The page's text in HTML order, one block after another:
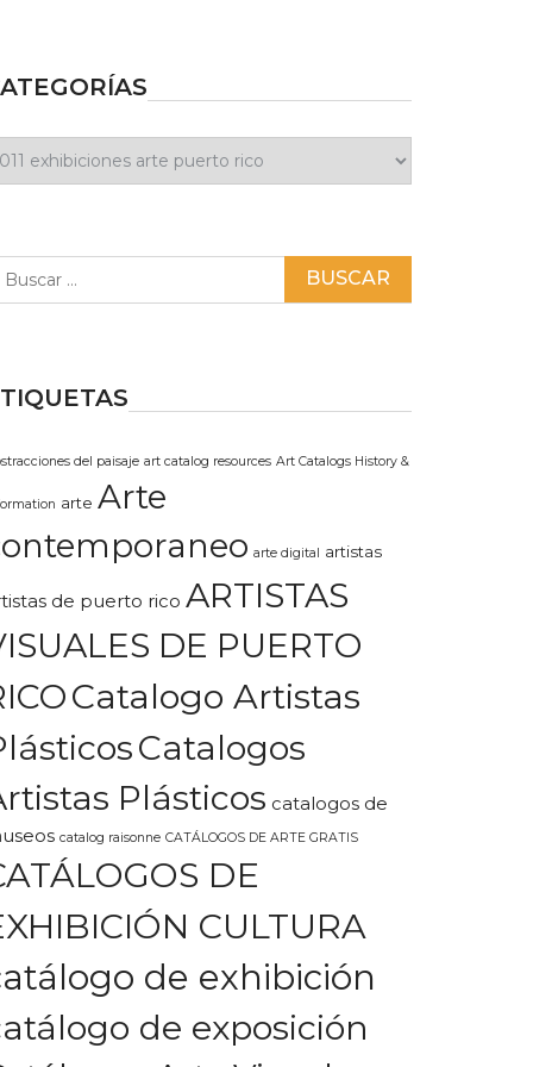
del paisaje art catalog resources Art Catalogs History &
arte Arte
arte digital artistas
de puerto rico ARTISTAS
DE PUERTO
Catalogo Artistas
Catalogos
Plásticos catalogos de
catalog raisonne CATÁLOGOS DE ARTE GRATIS
DE
CULTURA
de exhibición
de exposición